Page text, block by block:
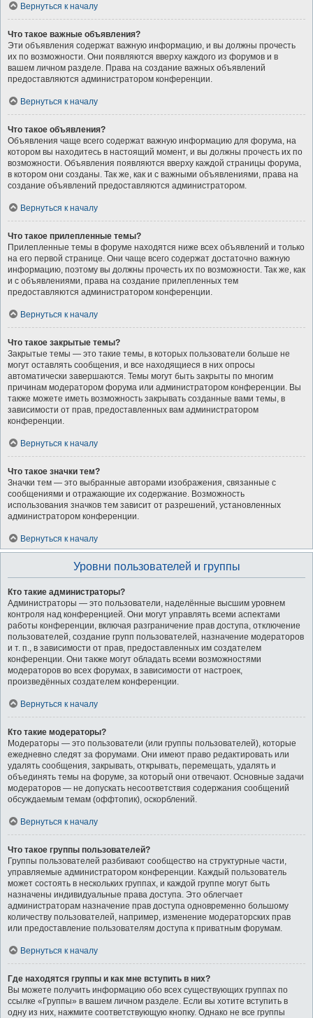
Вернуться к началу
Что такое важные объявления?
Эти объявления содержат важную информацию, и вы должны прочесть
их по возможности. Они появляются вверху каждого из форумов и в
вашем личном разделе. Права на создание важных объявлений
предоставляются администратором конференции.
Вернуться к началу
Что такое объявления?
Объявления чаще всего содержат важную информацию для форума, на
котором вы находитесь в настоящий момент, и вы должны прочесть их по
возможности. Объявления появляются вверху каждой страницы форума,
в котором они созданы. Так же, как и с важными объявлениями, права на
создание объявлений предоставляются администратором.
Вернуться к началу
Что такое прилепленные темы?
Прилепленные темы в форуме находятся ниже всех объявлений и только
на его первой странице. Они чаще всего содержат достаточно важную
информацию, поэтому вы должны прочесть их по возможности. Так же, как
и с объявлениями, права на создание прилепленных тем
предоставляются администратором конференции.
Вернуться к началу
Что такое закрытые темы?
Закрытые темы — это такие темы, в которых пользователи больше не
могут оставлять сообщения, и все находящиеся в них опросы
автоматически завершаются. Темы могут быть закрыты по многим
причинам модератором форума или администратором конференции. Вы
также можете иметь возможность закрывать созданные вами темы, в
зависимости от прав, предоставленных вам администратором
конференции.
Вернуться к началу
Что такое значки тем?
Значки тем — это выбранные авторами изображения, связанные с
сообщениями и отражающие их содержание. Возможность
использования значков тем зависит от разрешений, установленных
администратором конференции.
Вернуться к началу
Уровни пользователей и группы
Кто такие администраторы?
Администраторы — это пользователи, наделённые высшим уровнем
контроля над конференцией. Они могут управлять всеми аспектами
работы конференции, включая разграничение прав доступа, отключение
пользователей, создание групп пользователей, назначение модераторов
и т. п., в зависимости от прав, предоставленных им создателем
конференции. Они также могут обладать всеми возможностями
модераторов во всех форумах, в зависимости от настроек,
произведённых создателем конференции.
Вернуться к началу
Кто такие модераторы?
Модераторы — это пользователи (или группы пользователей), которые
ежедневно следят за форумами. Они имеют право редактировать или
удалять сообщения, закрывать, открывать, перемещать, удалять и
объединять темы на форуме, за который они отвечают. Основные задачи
модераторов — не допускать несоответствия содержания сообщений
обсуждаемым темам (оффтопик), оскорблений.
Вернуться к началу
Что такое группы пользователей?
Группы пользователей разбивают сообщество на структурные части,
управляемые администратором конференции. Каждый пользователь
может состоять в нескольких группах, и каждой группе могут быть
назначены индивидуальные права доступа. Это облегчает
администраторам назначение прав доступа одновременно большому
количеству пользователей, например, изменение модераторских прав
или предоставление пользователям доступа к приватным форумам.
Вернуться к началу
Где находятся группы и как мне вступить в них?
Вы можете получить информацию обо всех существующих группах по
ссылке «Группы» в вашем личном разделе. Если вы хотите вступить в
одну из них, нажмите соответствующую кнопку. Однако не все группы